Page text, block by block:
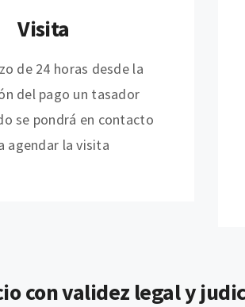
Visita
de 24 horas desde la
del pago un tasador
se pondrá en contacto
agendar la visita
con validez legal y